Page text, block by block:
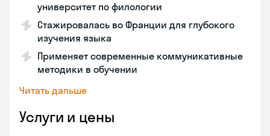
университет по филологии
Стажировалась во Франции для глубокого
изучения языка
Применяет современные коммуникативные
методики в обучении
Читать дальше
Услуги и цены